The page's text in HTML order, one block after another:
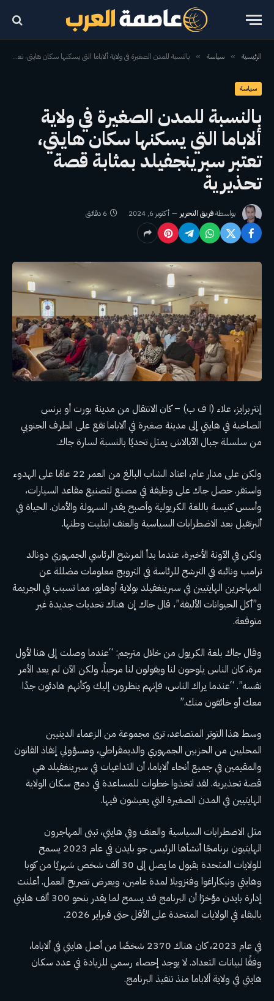
الرئيسية » سياسة » بالنسبة للمدن الصغيرة في ولاية ألاباما التي يسكنها سكان هايتي، تعتبر سبرينجفيلد بمثابة قصة تحذيرية
سياسة
بالنسبة للمدن الصغيرة في ولاية
ألاباما التي يسكنها سكان هايتي،
تعتبر سبرينجفيلد بمثابة قصة
تحذيرية
بواسطةفريق التحرير أكتوبر 6, 2024 6 دقائق
إنتربرايز، علاء (ا ف ب) – كان الانتقال من مدينة بورت أو برنس
الصاخبة في هايتي إلى مدينة صغيرة في ألاباما تقع على الطرف الجنوبي
من سلسلة جبال الآبالاش يمثل تحديًا بالنسبة لسارة جاك.
ولكن على مدار عام، اعتاد الشاب البالغ من العمر 22 عامًا على الهدوء
واستقر. حصل جاك على وظيفة في مصنع لتصنيع مقاعد السيارات،
وأسس كنيسة باللغة الكريولية وأصبح يقدر السهولة والأمان. الحياة في
ألبرتفيل بعد الاضطرابات السياسية والعنف ابتليت وطنها.
ولكن في الآونة الأخيرة، عندما بدأ المرشح الرئاسي الجمهوري دونالد
ترامب ونائبه في الترشح للرئاسة في الترويج معلومات مضللة عن
المهاجرين الهايتيينفي سبرينغفيلد بولاية أوهايو، مما تسبب في الجريمة
و”أكل الحيوانات الأليفة”، قال جاك إن هناك تحديات جديدة غير
متوقعة.
وقال جاك بلغة الكريول من خلال مترجم: “عندما وصلت إلى هنا لأول
مرة، كان الناس يلوحون لنا ويقولون لنا مرحباً، ولكن الآن لم يعد الأمر
نفسه”. “عندما يراك الناس، فإنهم ينظرون إليك وكأنهم هادئون جدًا
معك أو خائفون منك.”
وسط هذا التوتر المتصاعد، ترى مجموعة من الزعماء الدينيين
المحليين من الحزبين الجمهوري والديمقراطي، ومسؤولي إنفاذ القانون
والمقيمين في جميع أنحاء ألاباما، أن التداعيات في سبرينغفيلد هي
قصة تحذيرية. لقد اتخذوا خطوات للمساعدة في دمج سكان الولاية
الهايتيين في المدن الصغيرة التي يعيشون فيها.
مثل الاضطرابات السياسية والعنف وفي هايتي، تبنى المهاجرون
الهايتيون برنامجًاأنشأها الرئيس جو بايدن في عام 2023
يسمح
للولايات المتحدة بقبول ما يصل إلى 30 ألف شخص شهريًا من كوبا
وهايتي ونيكاراغوا وفنزويلا لمدة عامين، ويعرض تصريح العمل. أعلنت
إدارة بايدن مؤخرًا أن البرنامج قد يسمح لما يقدر بنحو 300 ألف هايتي
بالبقاء في الولايات المتحدة على الأقل حتى فبراير 2026 .
في عام 2023، كان هناك 2370 شخصًا من أصل هايتي في ألاباما،
وفقًا لبيانات التعداد. لا يوجد إحصاء رسمي للزيادة في عدد سكان
هايتي في ولاية ألاباما منذ تنفيذ البرنامج.